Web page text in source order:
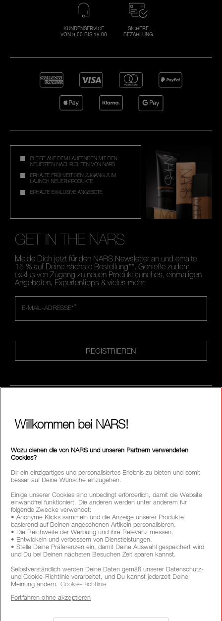
KUNDENSERVICE
VON 9:00 BIS 18:00
SICHERE
BEZAHLUNG
BLEIBE AUF DEM LAUFENDEN MIT DEN
NEUESTEN NACHRICHTEN VON NARS
ERHALTE FRÜHZEITIGEN ZUGANG ZUM
LAUNCH NEUER PRODUKTE
ERHALTE EXKLUSIVE ANGEBOTE
GET IN THE NARS
Melde Dich jetzt für den NARS Newsletter an und erhalte
15 % auf Deine nächste Bestellung**. Genieße zudem
exklusiven Zugang zu neuen Produktlaunches, einmaligen
Angeboten, Expertentipps & vieles mehr.
*
E-MAIL-ADRESSE*
REGISTRIEREN
RUF UNS AN UNTER +4921197554110
ÜBER NARS
MEIN NARS
HILFE & FAQ
SHOPPING
LAND/REGION AUSWÄHLEN
Willkommen bei NARS!
Wozu dienen die von NARS und unseren Partnern verwendeten
Cookies?
Dir ein einzigartiges und personalisiertes Erlebnis zu bieten und somit
besser auf Deine Wünsche einzugehen.
Einige unserer Cookies sind unbedingt erforderlich, damit die Website
einwandfrei funktioniert. Die anderen werden unter anderem für
folgende Zwecke verwendet:
• Anonyme Klicks sammeln und die Anzeige unserer Produkte
basierend auf Deinen angesehenen Artikeln personalisieren.
• Die Reichweite der Werbung und ihre Relevanz messen.
• Entwickeln und verbessern von Dienstleistungen.
• Stelle Deine Präferenzen ein, damit Deine Auswahl gespeichert wird
und Du bei Deinen nächsten Besuchen Zeit sparen kannst.
Selbstverständlich werden Deine Daten gemäß unserer Datenschutz-
und Cookie-Richtlinie verarbeitet, und Du kannst jederzeit Deine
Meinung ändern. Cookie-Richtlinie
Fortfahren ohne akzeptieren